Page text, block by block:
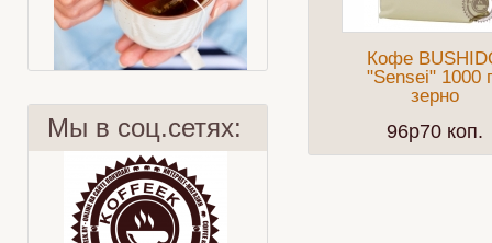
Лист или пакет?
Мы в соц.сетях:
Кофе
"Sensei" 1000
зерно
96p70 коп.